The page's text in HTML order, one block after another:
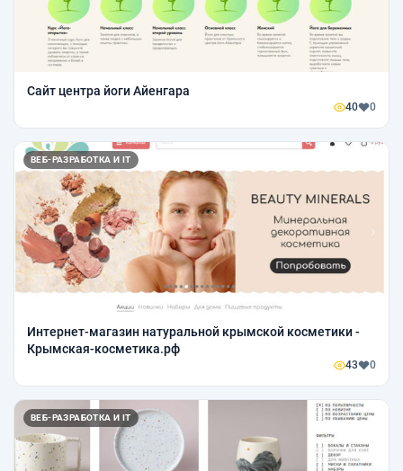
Сайт центра йоги Айенгара
40 0
ВЕБ-РАЗРАБОТКА И IT
Интернет-магазин натуральной крымской косметики -
Крымская-косметика.рф
43 0
ВЕБ-РАЗРАБОТКА И IT